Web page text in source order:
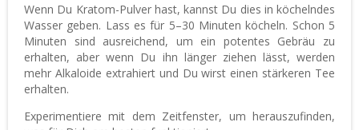
Wenn Du Kratom-Pulver hast, kannst Du dies in köchelndes
Wasser geben. Lass es für 5–30 Minuten köcheln. Schon 5
Minuten sind ausreichend, um ein potentes Gebräu zu
erhalten, aber wenn Du ihn länger ziehen lässt, werden
mehr Alkaloide extrahiert und Du wirst einen stärkeren Tee
erhalten.
Experimentiere mit dem Zeitfenster, um herauszufinden,